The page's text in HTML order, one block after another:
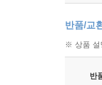
반품/교
※ 상품 설
반